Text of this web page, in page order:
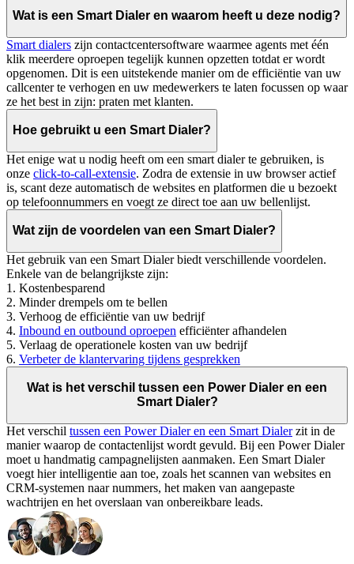
Wat is een Smart Dialer en waarom heeft u deze nodig?
Smart dialers zijn contactcentersoftware waarmee agents met één
klik meerdere oproepen tegelijk kunnen opzetten totdat er wordt
opgenomen. Dit is een uitstekende manier om de efficiëntie van uw
callcenter te verhogen en uw medewerkers te laten focussen op waar
ze het best in zijn: praten met klanten.
Hoe gebruikt u een Smart Dialer?
Het enige wat u nodig heeft om een smart dialer te gebruiken, is
onze click-to-call-extensie. Zodra de extensie in uw browser actief
is, scant deze automatisch de websites en platformen die u bezoekt
op telefoonnummers en voegt ze direct toe aan uw bellenlijst.
Wat zijn de voordelen van een Smart Dialer?
Het gebruik van een Smart Dialer biedt verschillende voordelen.
Enkele van de belangrijkste zijn:
1. Kostenbesparend
2. Minder drempels om te bellen
3. Verhoog de efficiëntie van uw bedrijf
4. Inbound en outbound oproepen efficiënter afhandelen
5. Verlaag de operationele kosten van uw bedrijf
6. Verbeter de klantervaring tijdens gesprekken
Wat is het verschil tussen een Power Dialer en een
Smart Dialer?
Het verschil tussen een Power Dialer en een Smart Dialerzit in de
manier waarop de contactenlijst wordt gevuld. Bij een Power Dialer
moet u handmatig campagnelijsten aanmaken. Een Smart Dialer
voegt hier intelligentie aan toe, zoals het scannen van websites en
CRM-systemen naar nummers, het maken van aangepaste
wachtrijen en het overslaan van onbereikbare leads.